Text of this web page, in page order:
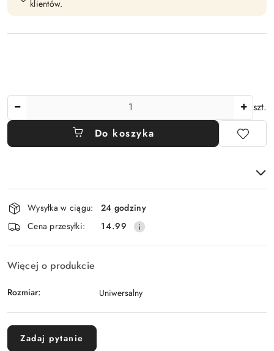
klientów.
szt.
Do koszyka
Dostępność
i
dostawa
Wysyłka w ciągu:
24 godziny
Cena przesyłki:
14.99
Więcej o produkcie
Rozmiar: Uniwersalny
Zadaj pytanie